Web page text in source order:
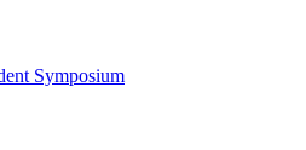
Symposium